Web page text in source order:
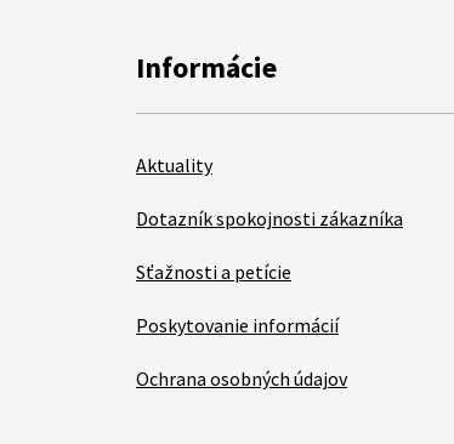
Informácie
Aktuality
Dotazník spokojnosti zákazníka
Sťažnosti a petície
Poskytovanie informácií
Ochrana osobných údajov